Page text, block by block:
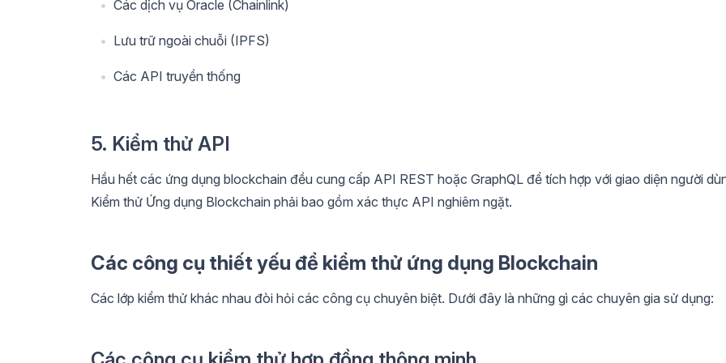
Các dịch vụ Oracle (Chainlink)
Lưu trữ ngoài chuỗi (IPFS)
Các API truyền thống
5. Kiểm thử API
Hầu hết các ứng dụng blockchain đều cung cấp API REST hoặc GraphQL để tích hợp với giao diện người
Kiểm thử Ứng dụng Blockchain phải bao gồm xác thực API nghiêm ngặt.
Các công cụ thiết yếu để kiểm thử ứng dụng Blockchain
Các lớp kiểm thử khác nhau đòi hỏi các công cụ chuyên biệt. Dưới đây là những gì các chuyên gia sử dụng: